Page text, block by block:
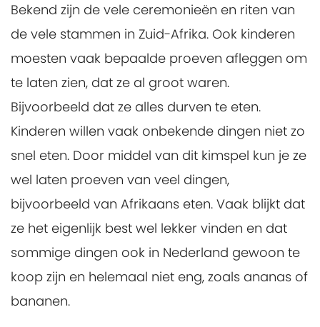
Bekend zijn de vele ceremonieën en riten van
de vele stammen in Zuid-Afrika. Ook kinderen
moesten vaak bepaalde proeven afleggen om
te laten zien, dat ze al groot waren.
Bijvoorbeeld dat ze alles durven te eten.
Kinderen willen vaak onbekende dingen niet zo
snel eten. Door middel van dit kimspel kun je ze
wel laten proeven van veel dingen,
bijvoorbeeld van Afrikaans eten. Vaak blijkt dat
ze het eigenlijk best wel lekker vinden en dat
sommige dingen ook in Nederland gewoon te
koop zijn en helemaal niet eng, zoals ananas of
bananen.